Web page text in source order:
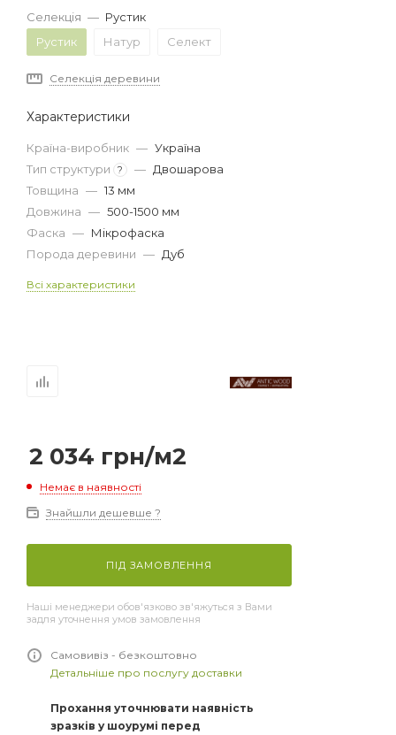
Селекція — Рустик
Рустик
Натур Селект
Селекція деревини
Характеристики
Країна-виробник — Україна
Тип структури
? — Двошарова
Товщина — 13 мм
Довжина — 500-1500 мм
Фаска — Мікрофаска
Порода деревини — Дуб
Всі характеристики
2 034 грн/м2
Немає в наявності
Знайшли дешевше ?
ПІД ЗАМОВЛЕННЯ
Наші менеджери обов'язково зв'яжуться з Вами
задля уточнення умов замовлення
Самовивіз - безкоштовно
Детальніше про послугу доставки
Прохання уточнювати наявність
зразків у шоурумі перед